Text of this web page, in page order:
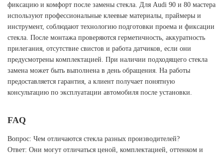
фиксацию и комфорт после замены стекла. Для Audi 90 и 80 мастера
используют профессиональные клеевые материалы, праймеры и
инструмент, соблюдают технологию подготовки проема и фиксации
стекла. После монтажа проверяются герметичность, аккуратность
прилегания, отсутствие свистов и работа датчиков, если они
предусмотрены комплектацией. При наличии подходящего стекла
замена может быть выполнена в день обращения. На работы
предоставляется гарантия, а клиент получает понятную
консультацию по эксплуатации автомобиля после установки.
FAQ
Вопрос: Чем отличаются стекла разных производителей?
Ответ: Они могут отличаться ценой, комплектацией, оттенком и